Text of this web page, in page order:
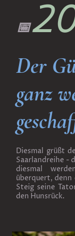
📅
Der
ganz
Diesmal grüßt
Saarlandreihe -
diesmal
überquert, denn
Steig seine
den Hunsrück.